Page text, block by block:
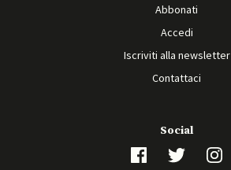
Abbonati
Accedi
Iscriviti alla newsletter
Contattaci
Social